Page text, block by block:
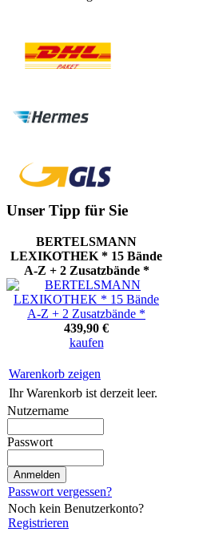
Unser Tipp für Sie
BERTELSMANN
LEXIKOTHEK * 15 Bände
A-Z + 2 Zusatzbände *
439,90 €
kaufen
Warenkorb zeigen
Ihr Warenkorb ist derzeit leer.
Nutzername
Passwort
Passwort vergessen?
Noch kein Benutzerkonto?
Registrieren